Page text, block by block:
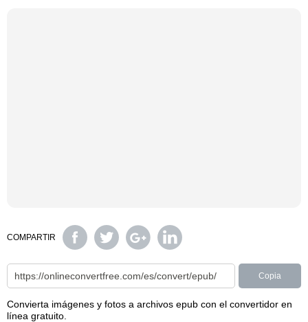
COMPARTIR
Copia
Convierta imágenes y fotos a archivos epub con el convertidor en
línea gratuito.